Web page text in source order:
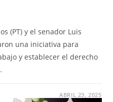
(PT) y el senador Luis
una iniciativa para
y establecer el derecho
ABRIL 23, 2025